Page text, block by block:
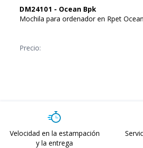
DM24101 - Ocean Bpk
Mochila para ordenador en Rpet
Precio:
Velocidad en la estampación
y la entrega